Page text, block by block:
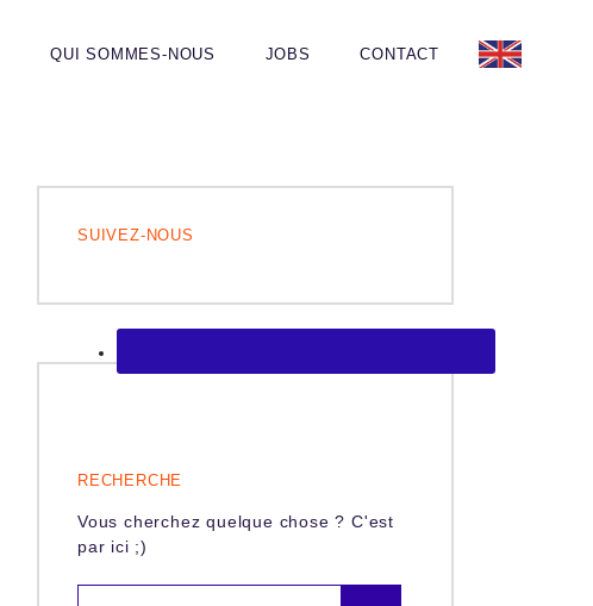
QUI SOMMES-NOUS JOBS CONTACT
SUIVEZ-NOUS
RECHERCHE
Vous cherchez quelque chose ? C'est
par ici ;)